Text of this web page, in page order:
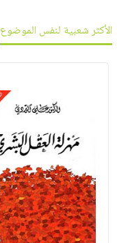
الأكثر شعبية لنفس الموضوع